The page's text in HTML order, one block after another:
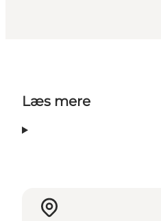
Læs mere